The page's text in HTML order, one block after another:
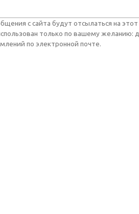
с сайта будут отсылаться на этот
только по вашему желанию:
по электронной почте.